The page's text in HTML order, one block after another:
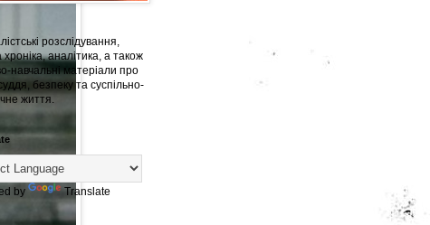
розслідування,
хроніка, аналітика, а також
навчальні матеріали про
безпеку та суспільно-
життя.
by Translate